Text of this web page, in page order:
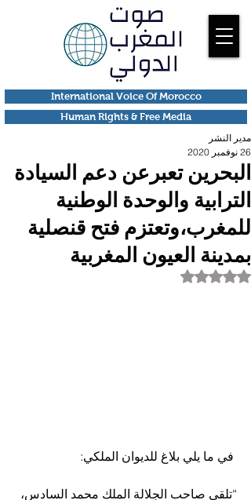
Human Rights & Free Media
International Voice Of Morocco
البحرین تعبرعن دعم السیادة
الترابیة والوحدة الوطنیة
للمغرب،وتعتزم فتح قنصلیة
بمدینة العیون المغربیة
مدير النشر
26 نوفمبر 2020
تم التقييم بـ ليس رقمًا من أصل 5 نجوم.
“تلقى صاحب الجلالة الملك محمد السادس،